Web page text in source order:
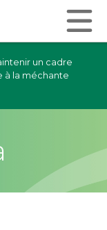
un cadre
à la méchante